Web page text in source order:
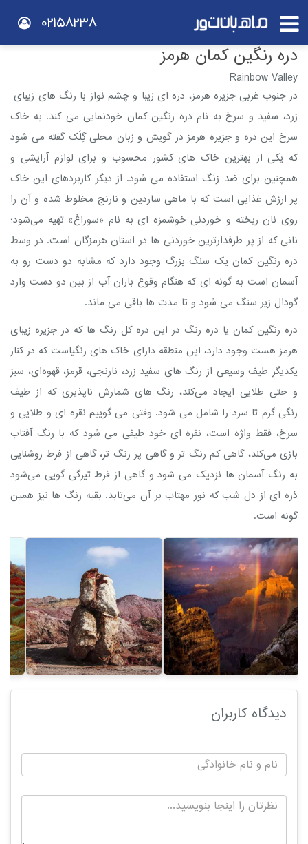
02158238
دره رنگین کمان هرمز
Rainbow Valley
در جنوب غربی جزیره هرمز، دره ای زیبا و چشم نواز با رنگ های زیبای
زرد، سفید و سرخ به نام دره رنگین کمان خودنمایی می کند. به خاک
سرخ این دره و جزیره هرمز در گویش و زبان محلی گِلَک گفته می‌ شود
که یکی از بهترین خاک‌ های کشور محسوب و برای لوازم آرایشی و
همچنین برای ضد زنگ استفاده می‌ شود. از دیگر کاربردهای این خاک
پر ارزش غذایی است که با ماهی ساردین و نارنج مخلوط شده و آن را
روی نان ریخته و خوردنی خوشمزه‌ ای به نام «سوراغ» تهیه می‌شود؛
نانی که از پر طرفدارترین خوردنی‌ ها در استان هرمزگان است. در وسط
دره رنگین کمان یک سنگ بزرگ وجود دارد که مشابه دو دست رو به
آسمان است به گونه‌ ای که هنگام وقوع باران آب از بین دو دست وارد
گودال زیر سنگ می‌ شود و تا مدت‌ ها باقی می‌ ماند.
دره رنگین کمان یا دره رنگ در این دره کل رنگ‌ ها که در جزیره ‌زیبای
هرمز هست وجود دارد، این منطقه دارای خاک‌ های رنگیاست که در کنار
یکدیگر طیف وسیعی از رنگ‌ های سفید زرد، نارنجی، قرمز، قهوه‌ای، سبز
و حتی طلایی ایجاد می‌کند، رنگ‌ های شمارش ناپذیری که از طیف
رنگی گرم تا سرد را شامل می‌ شود. وقتی می‌ گوییم نقره‌ ای و طلایی و
سرخ، فقط واژه است، نقره‌ ای خود طیفی می‌ شود که با رنگ آفتاب
بازی می‌کند، گاهی کم‌ رنگ‌ تر و گاهی پر رنگ‌ تر، گاهی از فرط روشنایی
به رنگ آسمان‌ ها نزدیک می‌ شود و گاهی از فرط تیرگی گویی می‌شود
ذره‌ ای از دل شب که نور مهتاب بر آن می‌تابد. بقیه رنگ‌ ها نیز همین
گونه است.
دیدگاه کاربران